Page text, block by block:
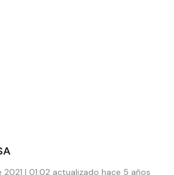
| 01:02 actualizado hace 5 años